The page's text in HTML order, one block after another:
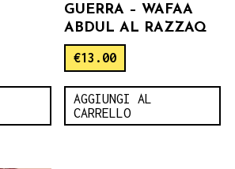
GUERRA – WAFAA
ABDUL AL RAZZAQ
€13.00
AGGIUNGI AL
CARRELLO